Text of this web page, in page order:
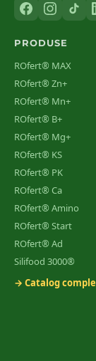
PRODUSE
ROfert® MAX
ROfert® Zn+
ROfert® Mn+
ROfert® B+
ROfert® Mg+
ROfert® KS
ROfert® PK
ROfert® Ca
ROfert® Amino
ROfert® Start
ROfert® Ad
Silifood 3000®
→ Catalog